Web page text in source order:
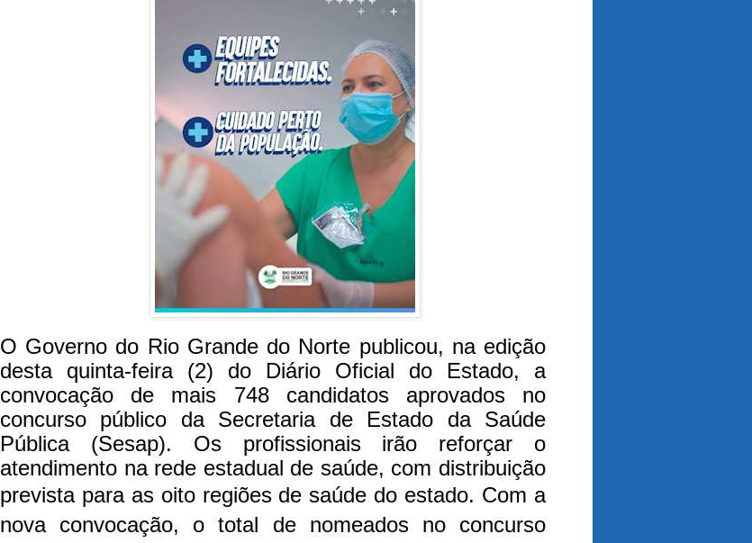
O Governo do Rio Grande do Norte publicou, na edição
desta quinta-feira (2) do Diário Oficial do Estado, a
convocação de mais 748 candidatos aprovados no
concurso público da Secretaria de Estado da Saúde
Pública (Sesap). Os profissionais irão reforçar o
atendimento na rede estadual de saúde, com distribuição
prevista para as oito regiões de saúde do estado. Com a
nova convocação, o total de nomeados no concurso